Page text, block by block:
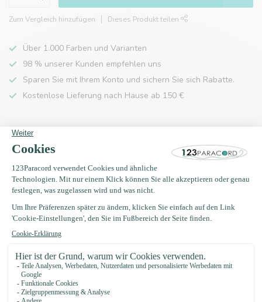
Zum Vergleich hinzufügen Dieses Produkt teilen
Über 1.000 Farben und Varianten
98 % unserer Kunden empfehlen uns
Sparen Sie mit Ihrem Konto und sichern Sie sich Rabatte.
Kostenlose Lieferung nach Hause ab 150 €
Produktbeschreibung
Eigenschaften
Zuletzt angesehen